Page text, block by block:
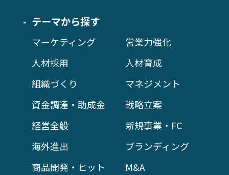
テーマから探す
マーケティング
営業力強化
人材採用
人材育成
組織づくり
マネジメント
資金調達・助成金
戦略立案
経営全般
新規事業・FC
海外進出
ブランディング
商品開発・ヒット
M&A